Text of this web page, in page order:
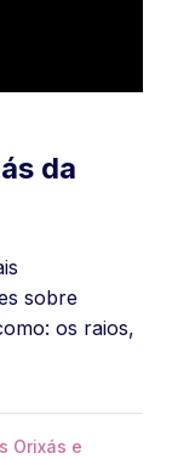
da
sobre
os raios,
Orixás e